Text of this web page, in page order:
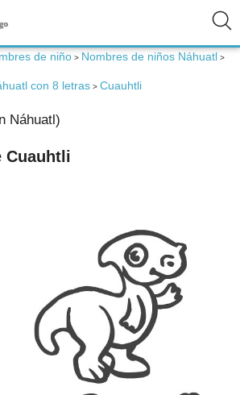
de niño > Nombres de niños Náhuatl >
con 8 letras > Cuauhtli
Náhuatl)
Cuauhtli